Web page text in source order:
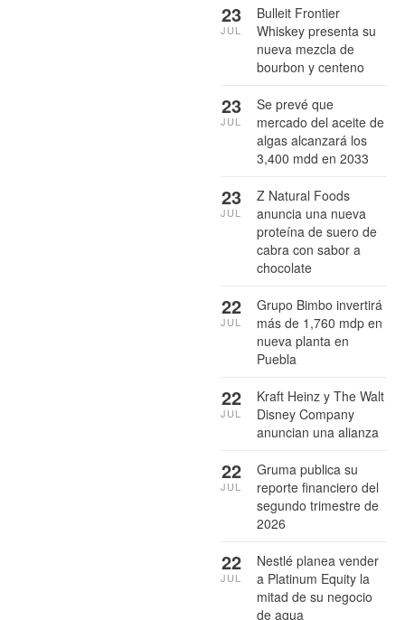
Bulleit Frontier
Whiskey presenta su
nueva mezcla de
bourbon y centeno
23
JUL
Se prevé que
mercado del aceite de
algas alcanzará los
3,400 mdd en 2033
23
JUL
Z Natural Foods
anuncia una nueva
proteína de suero de
cabra con sabor a
chocolate
23
JUL
Grupo Bimbo invertirá
más de 1,760 mdp en
nueva planta en
Puebla
22
JUL
Kraft Heinz y The Walt
Disney Company
anuncian una alianza
22
JUL
Gruma publica su
reporte financiero del
segundo trimestre de
2026
22
JUL
Nestlé planea vender
a Platinum Equity la
mitad de su negocio
de agua
22
JUL